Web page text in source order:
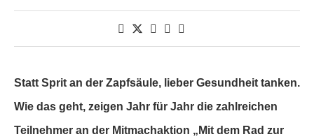
Statt Sprit an der Zapfsäule, lieber Gesundheit tanken.
Wie das geht, zeigen Jahr für Jahr die zahlreichen
Teilnehmer an der Mitmachaktion „Mit dem Rad zur